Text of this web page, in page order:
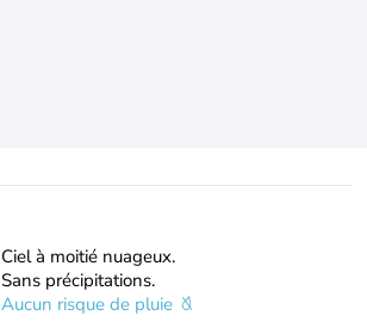
Ciel à moitié nuageux.
Sans précipitations.
Aucun risque de pluie